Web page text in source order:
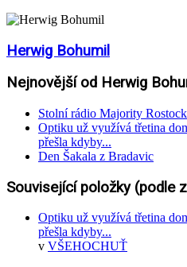
Herwig Bohumil
Nejnovější od Herwig
Stolní rádio Majority
Optiku už využívá třetina
přešla kdyby...
Den Šakala z Bradavic
Související položky (podle
Optiku už využívá třetina
přešla kdyby...
v VŠEHOCHUŤ